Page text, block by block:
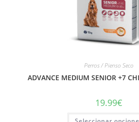
Perros / Pienso Seco
ADVANCE MEDIUM SENIOR +7
19.99€